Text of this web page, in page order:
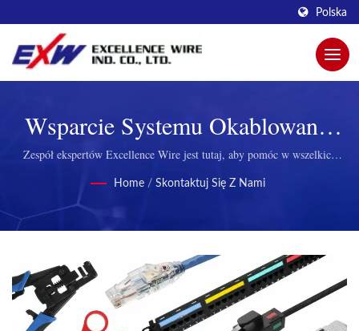
Polska
Wsparcie Systemu Okablowania
Strukturalnego | Zmaksymalizuj
Niezawodność Sieci Dzięki
Zaawansowanym Złączom RJ45
EXW.
Zespół ekspertów Excellence Wire jest tutaj, aby pomóc w wszelkich
strukturalnego. | Niezawodne gniazda keystone do systemów okablowania
Home / Skontaktuj Się Z Nami